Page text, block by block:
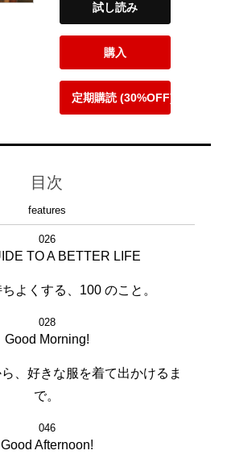
試し読み
購入
定期購読 (30%OFF)
目次
features
026
TO A BETTER LIFE
よくする、100 のこと。
028
Good Morning!
、好きな服を着て出かけるま
で。
046
Good Afternoon!